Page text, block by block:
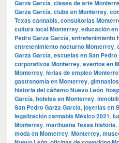
Garza García, clases de arte
Garza García, clubs en Monterrey,
Texas cannabis, consultorías
cultura local Monterrey, educación
Pedro Garza García, entretenimiento
entretenimiento nocturno Monterrey,
Garza García, escuelas en San
corporativos Monterrey, eventos en
Monterrey, ferias de empleo
gastronomía en Monterrey,
historia del cáñamo Nuevo León,
García, hoteles en Monterrey,
San Pedro Garza García, joyerías en
legalización cannabis México 2021,
Monterrey, marihuana Texas historia,
moda en Monterrey, Monterrey,